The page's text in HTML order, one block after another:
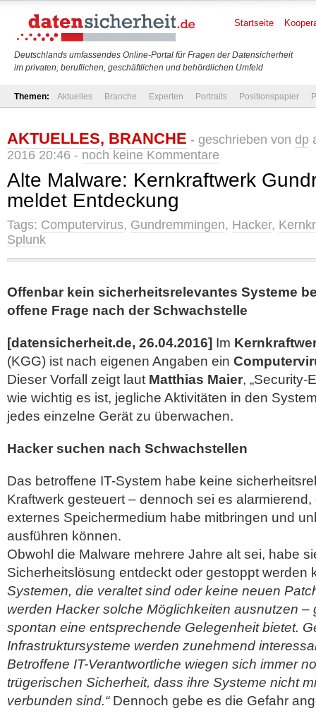
Deutschlands umfassendes Online-Portal für Fragen der Datensicherheit
im privaten, beruflichen, geschäftlichen und behördlichen Umfeld
Startseite
Themen: Aktuelles Branche Experten Portraits Positionspapier
AKTUELLES, BRANCHE - geschrieben von dp
2016 20:46 - noch keine Kommentare
Alte Malware: Kernkraftwerk
meldet Entdeckung
Tags: Computervirus, Gundremmingen, Hacker,
Splunk
Offenbar kein sicherheitsrelevantes Systeme
offene Frage nach der Schwachstelle
[datensicherheit.de, 26.04.2016] Im
(KGG) ist nach eigenen Angaben ein
Dieser Vorfall zeigt laut Matthias Maier, „Security-
wie wichtig es ist, jegliche Aktivitäten in den
jedes einzelne Gerät zu überwachen.
Hacker suchen nach Schwachstellen
Das betroffene IT-System habe keine
Kraftwerk gesteuert – dennoch sei es
externes Speichermedium habe mitbringen und
ausführen können.
Obwohl die Malware mehrere Jahre alt sei, habe
Sicherheitslösung entdeckt oder gestoppt werden
Systemen, die veraltet sind oder keine neuen
werden Hacker solche Möglichkeiten ausnutzen –
spontan eine entsprechende Gelegenheit bietet.
Infrastruktursysteme werden zunehmend
Betroffene IT-Verantwortliche wiegen sich immer
trügerischen Sicherheit, dass ihre Systeme nicht
verbunden sind.“Dennoch gebe es die Gefahr